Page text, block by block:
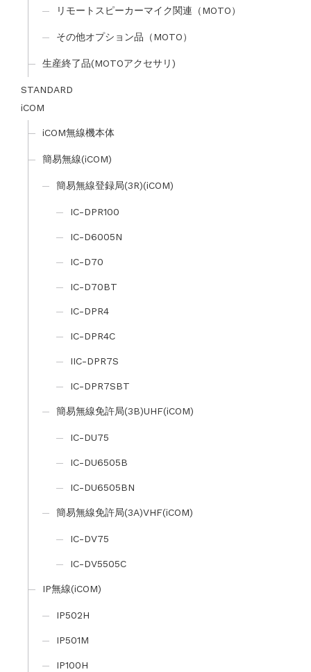
リモートスピーカーマイク関連（MOTO）
その他オプション品（MOTO）
生産終了品(MOTOアクセサリ)
STANDARD
iCOM
iCOM無線機本体
簡易無線(iCOM)
簡易無線登録局(3R)(iCOM)
IC-DPR100
IC-D6005N
IC-D70
IC-D70BT
IC-DPR4
IC-DPR4C
IIC-DPR7S
IC-DPR7SBT
簡易無線免許局(3B)UHF(iCOM)
IC-DU75
IC-DU6505B
IC-DU6505BN
簡易無線免許局(3A)VHF(iCOM)
IC-DV75
IC-DV5505C
IP無線(iCOM)
IP502H
IP501M
IP100H